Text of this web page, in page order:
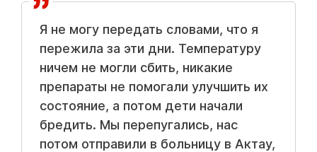
Я не могу передать словами, что я
пережила за эти дни. Температуру
ничем не могли сбить, никакие
препараты не помогали улучшить их
состояние, а потом дети начали
бредить. Мы перепугались, нас
потом отправили в больницу в Актау,